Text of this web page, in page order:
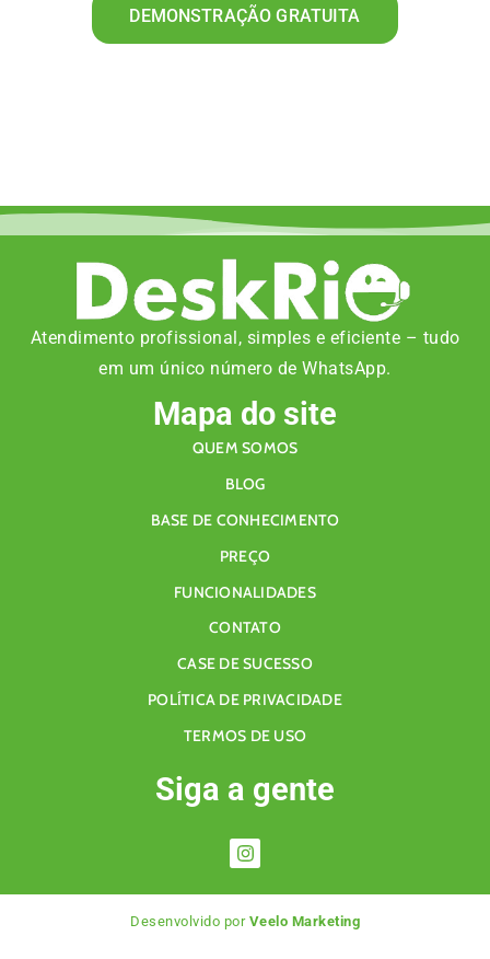
DEMONSTRAÇÃO GRATUITA
Atendimento profissional, simples e eficiente – tudo
em um único número de WhatsApp.
Mapa do site
QUEM SOMOS
BLOG
BASE DE CONHECIMENTO
PREÇO
FUNCIONALIDADES
CONTATO
CASE DE SUCESSO
POLÍTICA DE PRIVACIDADE
TERMOS DE USO
Siga a gente
Desenvolvido por Veelo Marketing